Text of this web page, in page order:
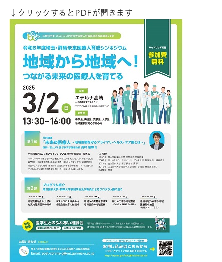
↓クリックするとPDFが開きます